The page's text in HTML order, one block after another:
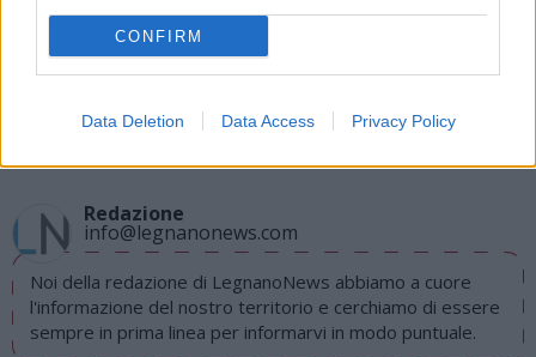
CONFIRM
Data Deletion Data Access Privacy Policy
Via Confalonieri, 5
Tutti gli eventi
diagosto
Redazione
info@legnanonews.com
Noi della redazione di LegnanoNews abbiamo a cuore
l'informazione del nostro territorio e cerchiamo di essere
sempre in prima linea per informarvi in modo puntuale.